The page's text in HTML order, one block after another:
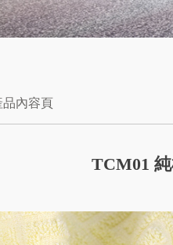
TCM01
品內容頁